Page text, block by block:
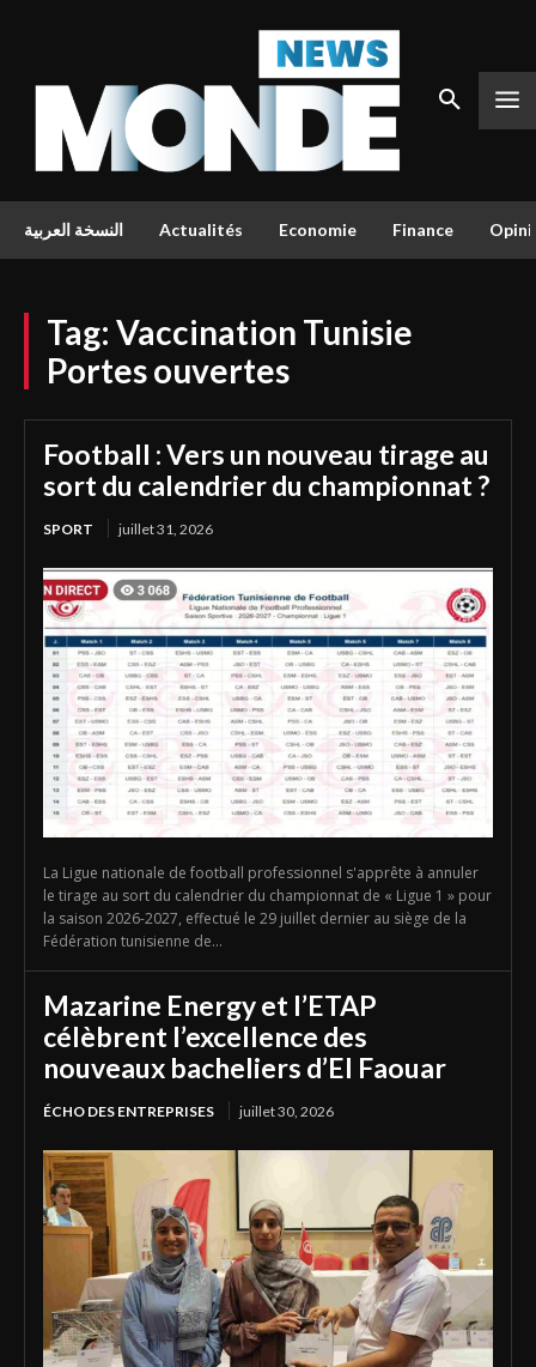
النسخة العربية Actualités Economie Finance
Tag: Vaccination Tunisie
Portes ouvertes
Football : Vers un nouveau tirage au
sort du calendrier du championnat ?
SPORT juillet 31, 2026
La Ligue nationale de football professionnel s'apprête à annuler
le tirage au sort du calendrier du championnat de « Ligue 1 » pour
la saison 2026-2027, effectué le 29 juillet dernier au siège de la
Fédération tunisienne de...
Mazarine Energy et l’ETAP
célèbrent l’excellence des
nouveaux bacheliers d’El Faouar
ÉCHO DES ENTREPRISES juillet 30, 2026